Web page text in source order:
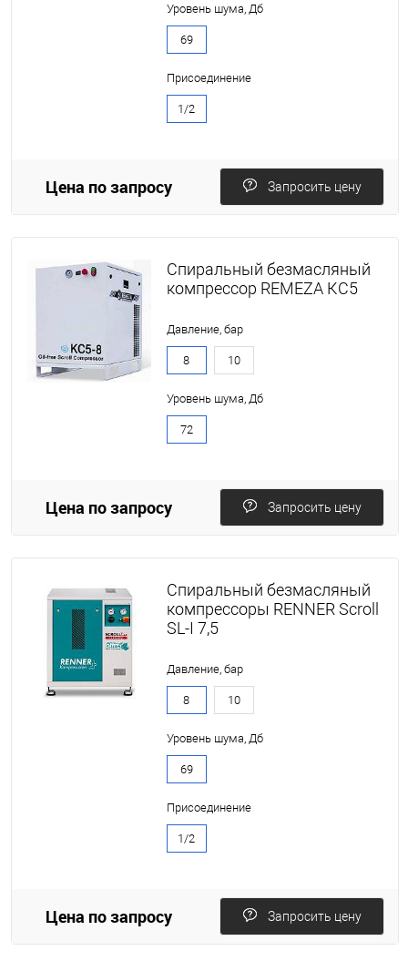
Уровень шума, Дб
69
Присоединение
1/2
Цена по запросу Запросить цену
Спиральный безмасляный
компрессор REMEZA КС5
Давление, бар
8 10
Уровень шума, Дб
72
Цена по запросу Запросить цену
Спиральный безмасляный
компрессоры RENNER Scroll
SL-I 7,5
Давление, бар
8 10
Уровень шума, Дб
69
Присоединение
1/2
Цена по запросу Запросить цену